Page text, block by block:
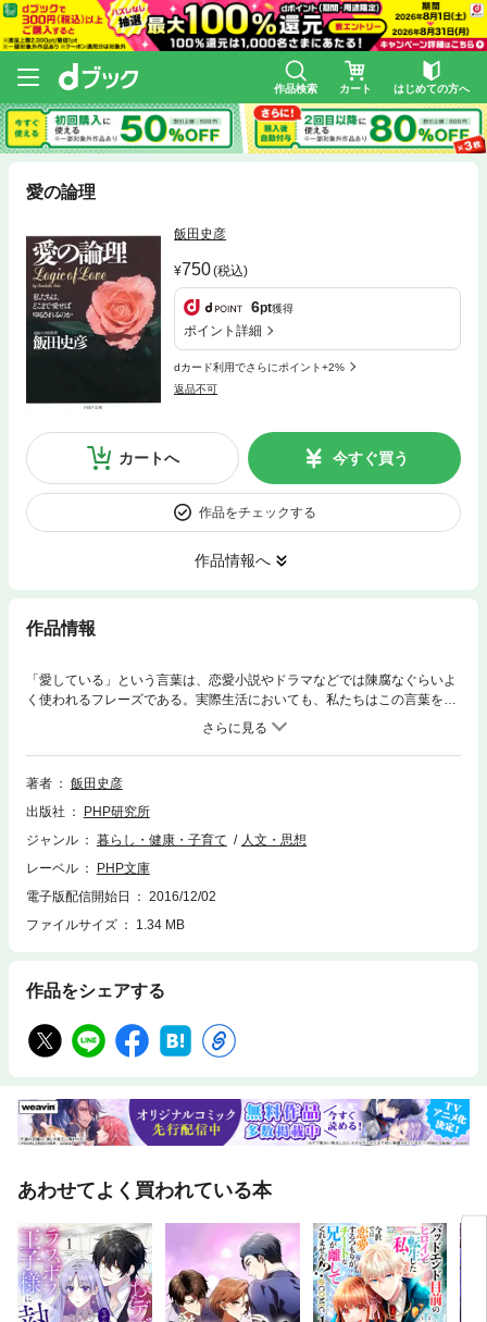
作品検索 カート はじめての方へ
愛の論理
飯田史彦
750(税込)
6pt獲得
ポイント詳細
dカード利用でさらにポイント+2%
返品不可
カートへ 今すぐ買う
作品をチェックする
作品情報へ
作品情報
「愛している」という言葉は、恋愛小説やドラマなどでは陳腐なぐらいよ
く使われるフレーズである。実際生活においても、私たちはこの言葉を、
便利なものとして、さまざまな場合において使っているのではないだろう
か？ しかし、突き詰めて考えてみれば、「愛」とは、いったいどういう
ものなのか？ このことは、古今東西の哲学者や作家たちが、それこそ大
まじめに追及してきた、「人生における究極のテーマ」なのだ。私たち
かなる考察をしておかなければならないのか。このような問題意識にたっ
て書かれたのが、本書である。「男女の愛」から、より広い意味での「人
人生観や恋愛観、価値観にまで大きな揺さぶりをかけて行く。魅力にあふ
れた人生論である。
著者
飯田史彦
出版社
PHP研究所
ジャンル
暮らし・健康・子育て
人文・思想
レーベル
PHP文庫
電子版配信開始日
2016/12/02
ファイルサイズ
1.34 MB
作品をシェアする
あわせてよく買われている本